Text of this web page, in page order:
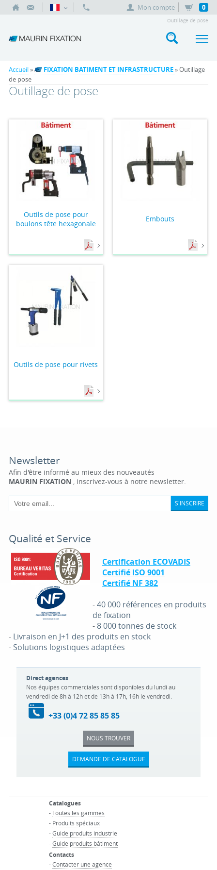
Mon compte 0
Outillage de pose
Accueil» FIXATION BATIMENT ET INFRASTRUCTURE» Outillage
de pose
Outillage de pose
Outils de pose pour
boulons tête hexagonale
Embouts
Outils de pose pour rivets
Newsletter
Afin d'être informé au mieux des nouveautés
MAURIN FIXATION , inscrivez-vous à notre newsletter.
S'INSCRIRE
Qualité et Service
Certification ECOVADIS
Certifié ISO 9001
Certifié NF 382
-40 000 références en produits
de fixation
- 8 000 tonnes de stock
- Livraison en J+1 des produits en stock
- Solutions logistiques adaptées
Direct agences
Nos équipes commerciales sont disponibles du lundi au
vendredi de 8h à 12h et de 13h à 17h, 16h le vendredi.
+33 (0)4 72 85 85 85
NOUS TROUVER
DEMANDE DE CATALOGUE
Catalogues
-Toutes les gammes
- Produits spéciaux
-Guide produits industrie
-Guide produits bâtiment
Contacts
-Contacter une agence